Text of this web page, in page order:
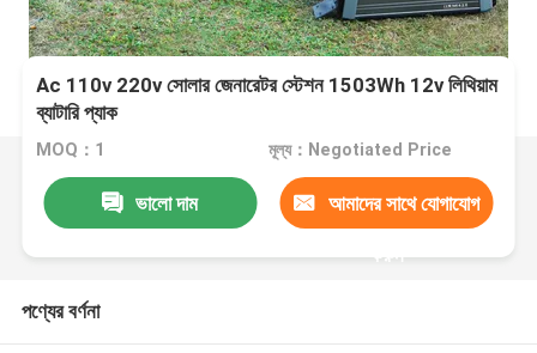
Ac 110v 220v সোলার জেনারেটর স্টেশন 1503Wh 12v লিথিয়াম
ব্যাটারি প্যাক
MOQ：1 মূল্য：Negotiated Price
ভালো দাম আমাদের সাথে যোগাযোগ
করুন
পণ্যের বর্ণনা